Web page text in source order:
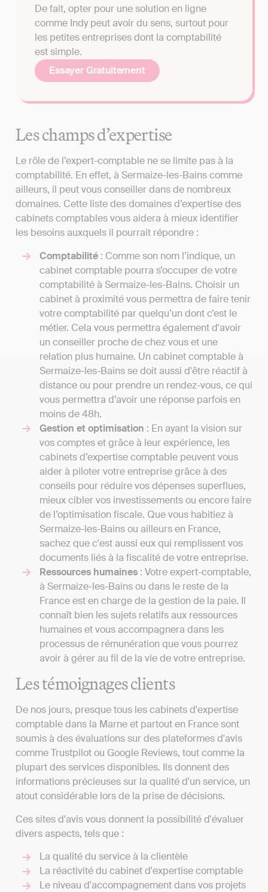
De fait, opter pour une solution en ligne
comme Indy peut avoir du sens, surtout pour
les petites entreprises dont la comptabilité
est simple.
Essayer Gratuitement
Les champs d’expertise
Le rôle de l’expert-comptable ne se limite pas à la
comptabilité. En effet, à Sermaize-les-Bains comme
ailleurs, il peut vous conseiller dans de nombreux
domaines. Cette liste des domaines d’expertise des
cabinets comptables vous aidera à mieux identifier
les besoins auxquels il pourrait répondre :
Comptabilité : Comme son nom l’indique, un
cabinet comptable pourra s’occuper de votre
comptabilité à Sermaize-les-Bains. Choisir un
cabinet à proximité vous permettra de faire tenir
votre comptabilité par quelqu’un dont c’est le
métier. Cela vous permettra également d'avoir
un conseiller proche de chez vous et une
relation plus humaine. Un cabinet comptable à
Sermaize-les-Bains se doit aussi d'être réactif à
distance ou pour prendre un rendez-vous, ce qui
vous permettra d’avoir une réponse parfois en
moins de 48h.
Gestion et optimisation : En ayant la vision sur
vos comptes et grâce à leur expérience, les
cabinets d’expertise comptable peuvent vous
aider à piloter votre entreprise grâce à des
conseils pour réduire vos dépenses superflues,
mieux cibler vos investissements ou encore faire
de l’optimisation fiscale. Que vous habitiez à
Sermaize-les-Bains ou ailleurs en France,
sachez que c'est aussi eux qui remplissent vos
documents liés à la fiscalité de votre entreprise.
Ressources humaines : Votre expert-comptable,
à Sermaize-les-Bains ou dans le reste de la
France est en charge de la gestion de la paie. Il
connaît bien les sujets relatifs aux ressources
humaines et vous accompagnera dans les
processus de rémunération que vous pourrez
avoir à gérer au fil de la vie de votre entreprise.
Les témoignages clients
De nos jours, presque tous les cabinets d'expertise
comptable dans la Marne et partout en France sont
soumis à des évaluations sur des plateformes d'avis
comme Trustpilot ou Google Reviews, tout comme la
plupart des services disponibles. Ils donnent des
informations précieuses sur la qualité d'un service, un
atout considérable lors de la prise de décisions.
Ces sites d'avis vous donnent la possibilité d'évaluer
divers aspects, tels que :
La qualité du service à la clientèle
La réactivité du cabinet d'expertise comptable
Le niveau d'accompagnement dans vos projets